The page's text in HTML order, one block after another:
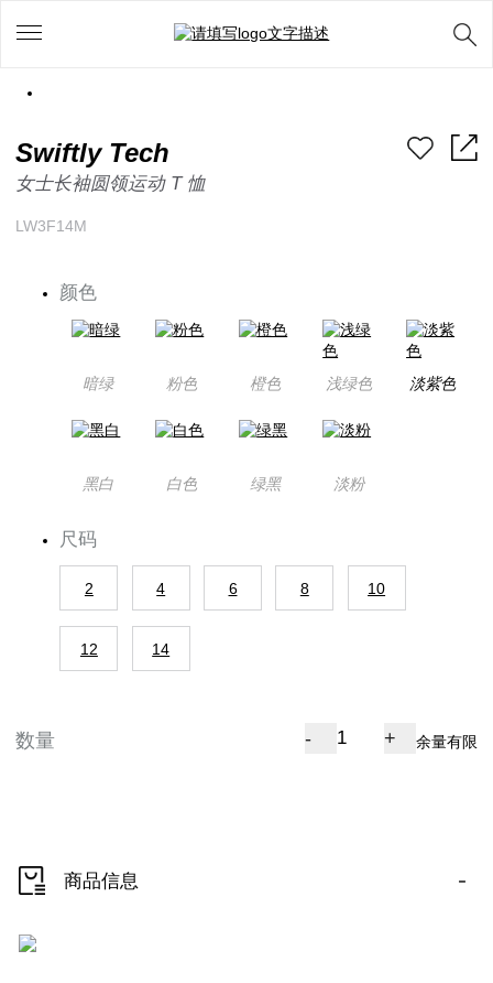
Swiftly Tech
女士长袖圆领运动 T 恤
LW3F14M
颜色
暗绿 粉色 橙色 浅绿色 淡紫色
黑白 白色 绿黑 淡粉
尺码
2 4 6 8 10
12 14
数量 - + 余量有限
商品信息 -